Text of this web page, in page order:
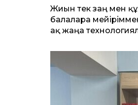
Жиын тек заң мен
балаларға
ақ жаңа